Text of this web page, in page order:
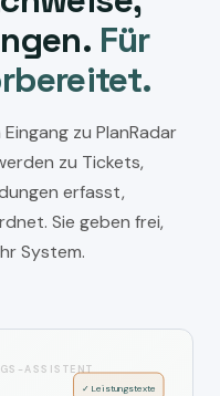
Für
zu PlanRadar
zu Tickets,
erfasst,
Sie geben frei,
System.
ASSISTENT
✓ Leistungstexte